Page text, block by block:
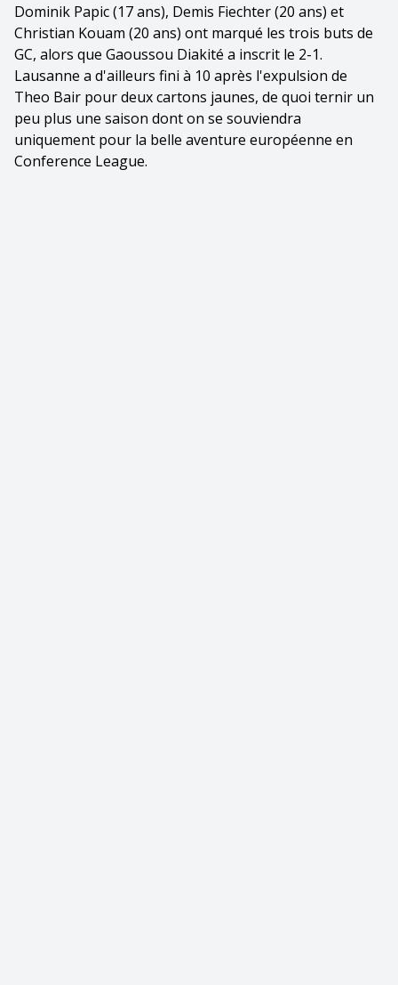
Dominik Papic (17 ans), Demis Fiechter (20 ans) et
Christian Kouam (20 ans) ont marqué les trois buts de
GC, alors que Gaoussou Diakité a inscrit le 2-1.
Lausanne a d'ailleurs fini à 10 après l'expulsion de
Theo Bair pour deux cartons jaunes, de quoi ternir un
peu plus une saison dont on se souviendra
uniquement pour la belle aventure européenne en
Conference League.